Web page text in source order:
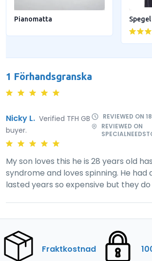
Pianomatta
1 Förhandsgranska
Nicky L. Verified TFH GB
buyer.
REVIEWED ON
REVIEWED ON
My son loves this he is 28 years old
syndrome and loves spinning. He
lasted years so expensive but they do
Fraktkostnad